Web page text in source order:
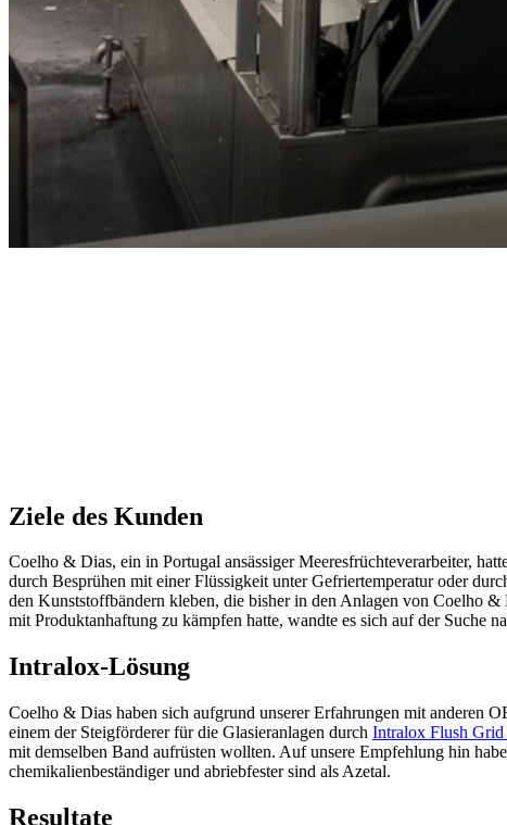
Ziele des Kunden
Coelho & Dias, ein in Portugal ansässiger Meeresfrüchteverarbeiter,
durch Besprühen mit einer Flüssigkeit unter Gefriertemperatur oder
den Kunststoffbändern kleben, die bisher in den Anlagen von Coelho
mit Produktanhaftung zu kämpfen hatte, wandte es sich auf der Suche
Intralox-Lösung
Coelho & Dias haben sich aufgrund unserer Erfahrungen mit anderen
einem der Steigförderer für die Glasieranlagen durch Intralox Flush Grid
mit demselben Band aufrüsten wollten. Auf unsere Empfehlung hin
chemikalienbeständiger und abriebfester sind als Azetal.
Resultate